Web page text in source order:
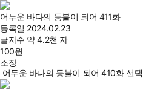
어두운 바다의 등불이 되어 411화
등록일 2024.02.23
글자수 약 4.2천 자
100원
소장
어두운 바다의 등불이 되어 410화 선택